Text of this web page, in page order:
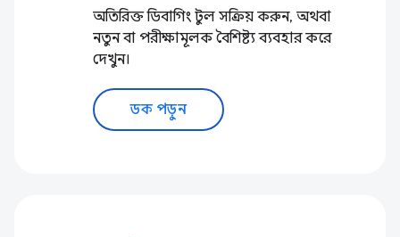
অতিরিক্ত ডিবাগিং টুল সক্রিয় করুন, অথবা
নতুন বা পরীক্ষামূলক বৈশিষ্ট্য ব্যবহার করে
দেখুন।
ডক পড়ুন